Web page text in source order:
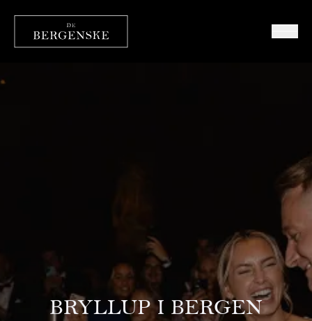
BRYLLUP I BERGEN